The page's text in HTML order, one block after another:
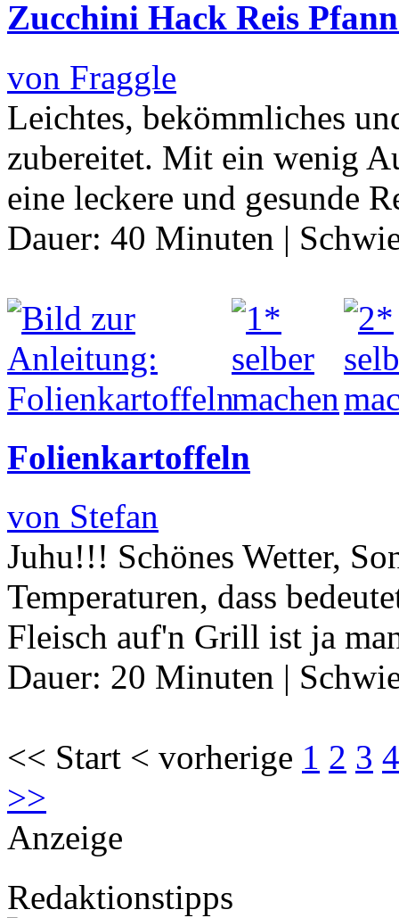
Zucchini Hack Reis
von Fraggle
Leichtes, bekömmliches
zubereitet. Mit ein wenig
eine leckere und gesunde
Dauer: 40 Minuten |
Folienkartoffeln
von Stefan
Juhu!!! Schönes Wetter,
Temperaturen, dass
Fleisch auf'n Grill ist ja
Dauer: 20 Minuten |
<< Start < vorherige 1 2 3 4
>>
Anzeige
Redaktionstipps